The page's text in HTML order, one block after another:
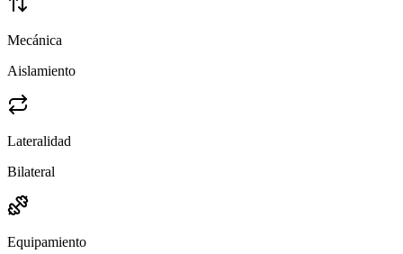
Mecánica
Aislamiento
Lateralidad
Bilateral
Equipamiento